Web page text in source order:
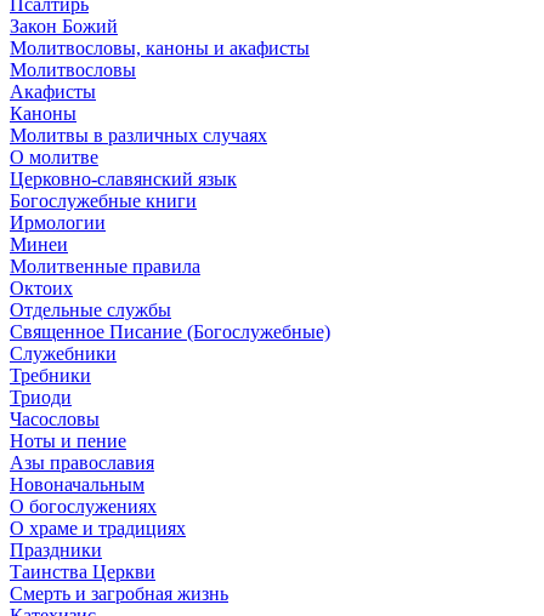
Псалтирь
Закон Божий
Молитвословы, каноны и акафисты
Молитвословы
Акафисты
Каноны
Молитвы в различных случаях
О молитве
Церковно-славянский язык
Богослужебные книги
Ирмологии
Минеи
Молитвенные правила
Октоих
Отдельные службы
Священное Писание (Богослужебные)
Служебники
Требники
Триоди
Часословы
Ноты и пение
Азы православия
Новоначальным
О богослужениях
О храме и традициях
Праздники
Таинства Церкви
Смерть и загробная жизнь